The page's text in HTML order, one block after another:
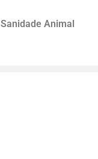
Sanidade Animal